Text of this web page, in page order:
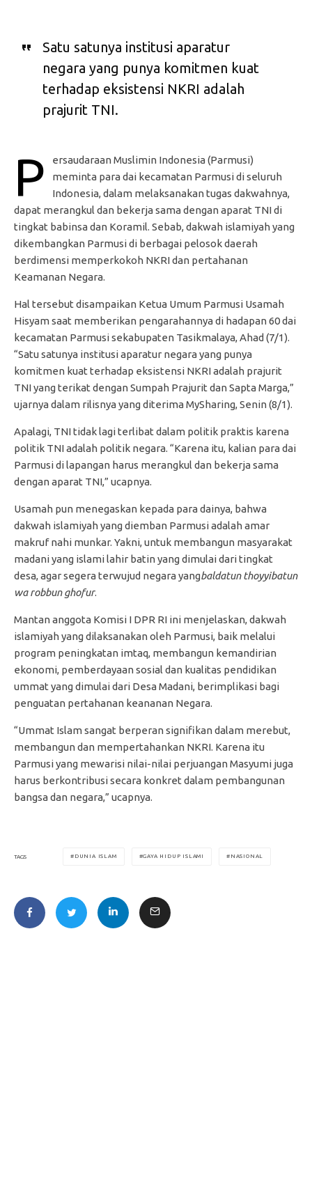
Satu satunya institusi aparatur
negara yang punya komitmen kuat
terhadap eksistensi NKRI adalah
prajurit TNI.
P
ersaudaraan Muslimin Indonesia (Parmusi)
meminta para dai kecamatan Parmusi di seluruh
Indonesia, dalam melaksanakan tugas dakwahnya,
dapat merangkul dan bekerja sama dengan aparat TNI di
tingkat babinsa dan Koramil. Sebab, dakwah islamiyah yang
dikembangkan Parmusi di berbagai pelosok daerah
berdimensi memperkokoh NKRI dan pertahanan
Keamanan Negara.
Hal tersebut disampaikan Ketua Umum Parmusi Usamah
Hisyam saat memberikan pengarahannya di hadapan 60 dai
kecamatan Parmusi sekabupaten Tasikmalaya, Ahad (7/1).
“Satu satunya institusi aparatur negara yang punya
komitmen kuat terhadap eksistensi NKRI adalah prajurit
TNI yang terikat dengan Sumpah Prajurit dan Sapta Marga,”
ujarnya dalam rilisnya yang diterima MySharing, Senin (8/1).
Apalagi, TNI tidak lagi terlibat dalam politik praktis karena
politik TNI adalah politik negara. “Karena itu, kalian para dai
Parmusi di lapangan harus merangkul dan bekerja sama
dengan aparat TNI,” ucapnya.
Usamah pun menegaskan kepada para dainya, bahwa
dakwah islamiyah yang diemban Parmusi adalah amar
makruf nahi munkar. Yakni, untuk membangun masyarakat
madani yang islami lahir batin yang dimulai dari tingkat
desa, agar segera terwujud negara yangbaldatun thoyyibatun
wa robbun ghofur.
Mantan anggota Komisi I DPR RI ini menjelaskan, dakwah
islamiyah yang dilaksanakan oleh Parmusi, baik melalui
program peningkatan imtaq, membangun kemandirian
ekonomi, pemberdayaan sosial dan kualitas pendidikan
ummat yang dimulai dari Desa Madani, berimplikasi bagi
penguatan pertahanan keananan Negara.
“Ummat Islam sangat berperan signifikan dalam merebut,
membangun dan mempertahankan NKRI. Karena itu
Parmusi yang mewarisi nilai-nilai perjuangan Masyumi juga
harus berkontribusi secara konkret dalam pembangunan
bangsa dan negara,” ucapnya.
TAGS DUNIA ISLAM GAYA HIDUP ISLAMI NASIONAL